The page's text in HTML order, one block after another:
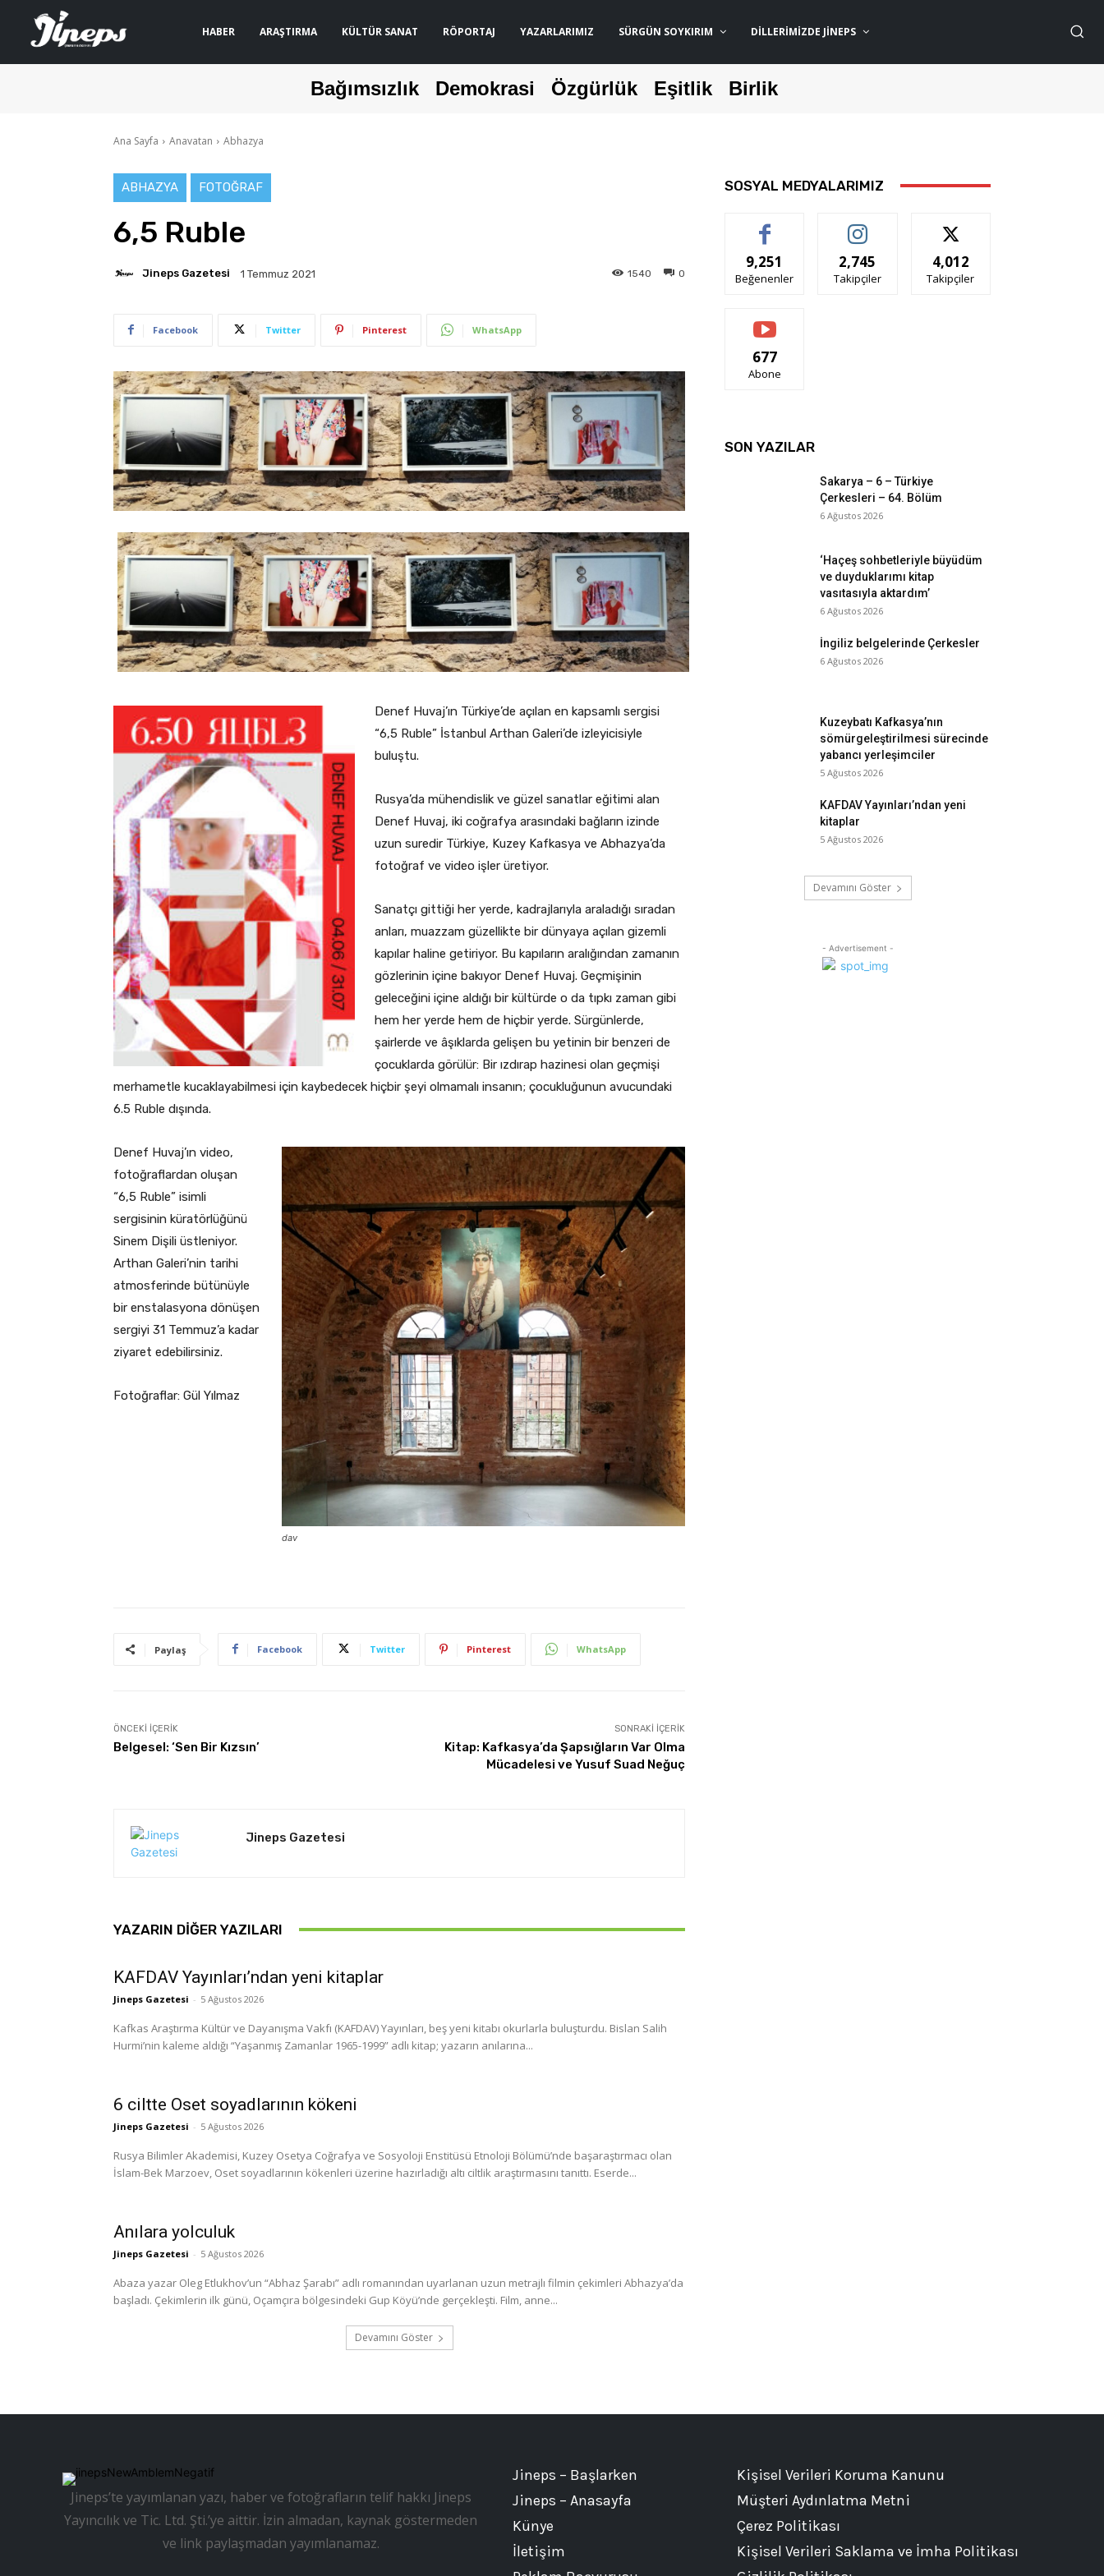
HABER ARAŞTIRMA KÜLTÜR SANAT RÖPORTAJ YAZARLARIMIZ SÜRGÜN SOYKIRIM DILLERIMIZDE JİNEPS
Bağımsızlık Demokrasi Özgürlük Eşitlik Birlik
Ana Sayfa Anavatan Abhazya
ABHAZYA FOTOĞRAF
6,5 Ruble
Jineps Gazetesi 1 Temmuz 2021 0
1540
Facebook Twitter Pinterest WhatsApp
Denef Huvaj’ın Türkiye’de açılan en kapsamlı sergisi
“6,5 Ruble” İstanbul Arthan Galeri’de izleyicisiyle
buluştu.
Rusya’da mühendislik ve güzel sanatlar eğitimi alan
Denef Huvaj, iki coğrafya arasındaki bağların izinde
uzun suredir Türkiye, Kuzey Kafkasya ve Abhazya’da
fotoğraf ve video işler üretiyor.
Sanatçı gittiği her yerde, kadrajlarıyla araladığı sıradan
anları, muazzam güzellikte bir dünyaya açılan gizemli
kapılar haline getiriyor. Bu kapıların aralığından zamanın
gözlerinin içine bakıyor Denef Huvaj. Geçmişinin
geleceğini içine aldığı bir kültürde o da tıpkı zaman gibi
hem her yerde hem de hiçbir yerde. Sürgünlerde,
şairlerde ve âşıklarda gelişen bu yetinin bir benzeri de
çocuklarda görülür: Bir ızdırap hazinesi olan geçmişi
merhametle kucaklayabilmesi için kaybedecek hiçbir şeyi olmamalı insanın; çocukluğunun avucundaki
6.5 Ruble dışında.
dav
Denef Huvaj’ın video,
fotoğraflardan oluşan
“6,5 Ruble” isimli
sergisinin küratörlüğünü
Sinem Dişili üstleniyor.
Arthan Galeri’nin tarihi
atmosferinde bütünüyle
bir enstalasyona dönüşen
sergiyi 31 Temmuz’a kadar
ziyaret edebilirsiniz.
Fotoğraflar: Gül Yılmaz
Paylaş Facebook Twitter Pinterest WhatsApp
ÖNCEKI İÇERIK
Belgesel: ‘Sen Bir Kızsın’
SONRAKI İÇERIK
Kitap: Kafkasya’da Şapsığların Var Olma
Mücadelesi ve Yusuf Suad Neğuç
Jineps Gazetesi
YAZARIN DIĞER YAZILARI
KAFDAV Yayınları’ndan yeni kitaplar
Jineps Gazetesi - 5 Ağustos 2026
Kafkas Araştırma Kültür ve Dayanışma Vakfı (KAFDAV) Yayınları, beş yeni kitabı okurlarla buluşturdu. Bislan Salih
Hurmi’nin kaleme aldığı “Yaşanmış Zamanlar 1965-1999” adlı kitap; yazarın anılarına...
6 ciltte Oset soyadlarının kökeni
Jineps Gazetesi - 5 Ağustos 2026
Rusya Bilimler Akademisi, Kuzey Osetya Coğrafya ve Sosyoloji Enstitüsü Etnoloji Bölümü’nde başaraştırmacı olan
İslam-Bek Marzoev, Oset soyadlarının kökenleri üzerine hazırladığı altı ciltlik araştırmasını tanıttı. Eserde...
Anılara yolculuk
Jineps Gazetesi - 5 Ağustos 2026
Abaza yazar Oleg Etlukhov’un “Abhaz Şarabı” adlı romanından uyarlanan uzun metrajlı filmin çekimleri Abhazya’da
başladı. Çekimlerin ilk günü, Oçamçıra bölgesindeki Gup Köyü’nde gerçekleşti. Film, anne...
Devamını Göster
SOSYAL MEDYALARIMIZ
9,251
Beğenenler
2,745
Takipçiler
4,012
Takipçiler
677
Abone
SON YAZILAR
Sakarya – 6 – Türkiye
Çerkesleri – 64. Bölüm
6 Ağustos 2026
‘Haçeş sohbetleriyle büyüdüm
ve duyduklarımı kitap
vasıtasıyla aktardım’
6 Ağustos 2026
İngiliz belgelerinde Çerkesler
6 Ağustos 2026
Kuzeybatı Kafkasya’nın
sömürgeleştirilmesi sürecinde
yabancı yerleşimciler
5 Ağustos 2026
KAFDAV Yayınları’ndan yeni
kitaplar
5 Ağustos 2026
Devamını Göster
- Advertisement -
Jineps’te yayımlanan yazı, haber ve fotoğrafların telif hakkı Jineps
Yayıncılık ve Tic. Ltd. Şti.’ye aittir. İzin almadan, kaynak göstermeden
ve link paylaşmadan yayımlanamaz.
Jineps – Başlarken
Jineps – Anasayfa
Künye
İletişim
Kişisel Verileri Koruma Kanunu
Müşteri Aydınlatma Metni
Çerez Politikası
Kişisel Verileri Saklama ve İmha Politikası